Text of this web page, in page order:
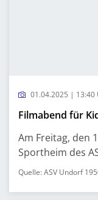
01.04.2025 | 13:40
Filmabend für
Am Freitag, den
Sportheim des
Quelle: ASV Undorf